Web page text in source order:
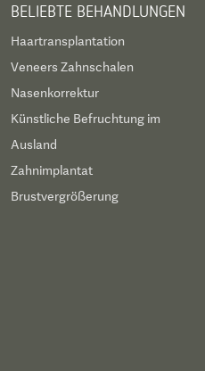
BELIEBTE BEHANDLUNGEN
Haartransplantation
Veneers Zahnschalen
Nasenkorrektur
Künstliche Befruchtung im
Ausland
Zahnimplantat
Brustvergrößerung